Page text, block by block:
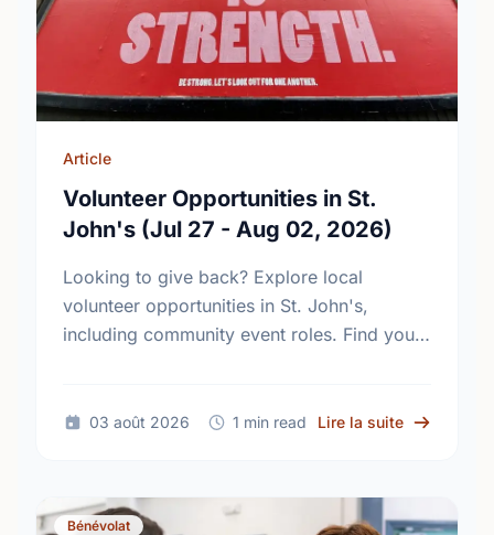
Article
Volunteer Opportunities in St.
John's (Jul 27 - Aug 02, 2026)
Looking to give back? Explore local
volunteer opportunities in St. John's,
including community event roles. Find your
03 août 2026 1 min read Lire la suite sur
Bénévolat